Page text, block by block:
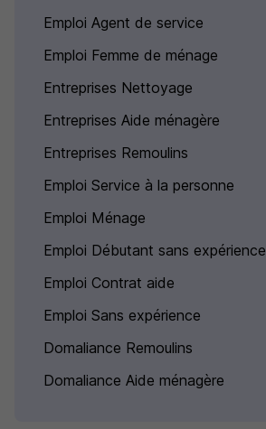
Emploi Agent de service
Emploi Femme de ménage
Entreprises Nettoyage
Entreprises Aide ménagère
Entreprises Remoulins
Emploi Service à la personne
Emploi Ménage
Emploi Débutant sans expérience
Emploi Contrat aide
Emploi Sans expérience
Domaliance Remoulins
Domaliance Aide ménagère